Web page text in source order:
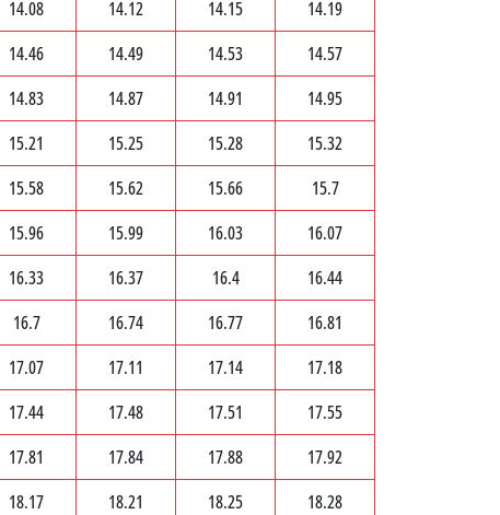
14.08 14.12 14.15
14.19
14.46 14.49 14.53
14.57
14.83 14.87 14.91
14.95
15.21 15.25 15.28
15.32
15.58 15.62 15.66
15.7
15.96 15.99 16.03
16.07
16.33 16.37 16.4
16.44
16.7 16.74 16.77
16.81
17.07 17.11 17.14
17.18
17.44 17.48 17.51
17.55
17.81 17.84 17.88
17.92
18.17 18.21 18.25
18.28